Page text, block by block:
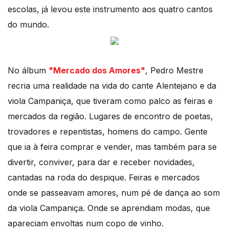
escolas, já levou este instrumento aos quatro cantos
do mundo.
No álbum "Mercado dos Amores", Pedro Mestre
recria uma realidade na vida do cante Alentejano e da
viola Campaniça, que tiveram como palco as feiras e
mercados da região. Lugares de encontro de poetas,
trovadores e repentistas, homens do campo. Gente
que ia à feira comprar e vender, mas também para se
divertir, conviver, para dar e receber novidades,
cantadas na roda do despique. Feiras e mercados
onde se passeavam amores, num pé de dança ao som
da viola Campaniça. Onde se aprendiam modas, que
apareciam envoltas num copo de vinho.